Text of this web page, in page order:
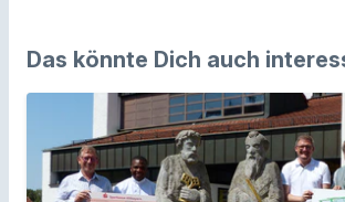
Das könnte Dich auch